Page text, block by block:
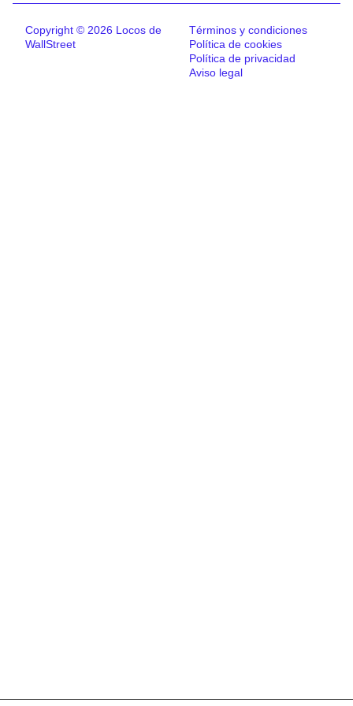
Copyright © 2026 Locos de
WallStreet
Términos y condiciones
Política de cookies
Política de privacidad
Aviso legal